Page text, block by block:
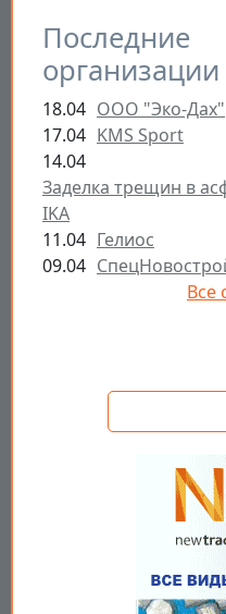
Последние
организации
18.04 ООО "Эко-Дах"
17.04 KMS Sport
14.04
Заделка трещин в
IKA
11.04 Гелиос
09.04
Все